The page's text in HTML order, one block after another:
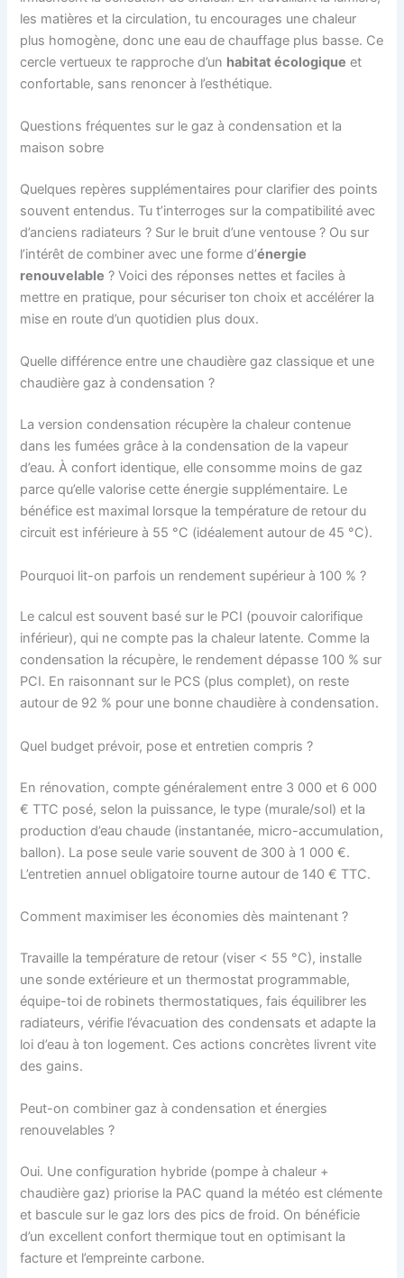
les matières et la circulation, tu encourages une chaleur
plus homogène, donc une eau de chauffage plus basse. Ce
cercle vertueux te rapproche d’un habitat écologique et
confortable, sans renoncer à l’esthétique.
Questions fréquentes sur le gaz à condensation et la
maison sobre
Quelques repères supplémentaires pour clarifier des points
souvent entendus. Tu t’interroges sur la compatibilité avec
d’anciens radiateurs ? Sur le bruit d’une ventouse ? Ou sur
l’intérêt de combiner avec une forme d’énergie
renouvelable ? Voici des réponses nettes et faciles à
mettre en pratique, pour sécuriser ton choix et accélérer la
mise en route d’un quotidien plus doux.
Quelle différence entre une chaudière gaz classique et une
chaudière gaz à condensation ?
La version condensation récupère la chaleur contenue
dans les fumées grâce à la condensation de la vapeur
d’eau. À confort identique, elle consomme moins de gaz
parce qu’elle valorise cette énergie supplémentaire. Le
bénéfice est maximal lorsque la température de retour du
circuit est inférieure à 55 °C (idéalement autour de 45 °C).
Pourquoi lit-on parfois un rendement supérieur à 100 % ?
Le calcul est souvent basé sur le PCI (pouvoir calorifique
inférieur), qui ne compte pas la chaleur latente. Comme la
condensation la récupère, le rendement dépasse 100 % sur
PCI. En raisonnant sur le PCS (plus complet), on reste
autour de 92 % pour une bonne chaudière à condensation.
Quel budget prévoir, pose et entretien compris ?
En rénovation, compte généralement entre 3 000 et 6 000
€ TTC posé, selon la puissance, le type (murale/sol) et la
production d’eau chaude (instantanée, micro-accumulation,
ballon). La pose seule varie souvent de 300 à 1 000 €.
L’entretien annuel obligatoire tourne autour de 140 € TTC.
Comment maximiser les économies dès maintenant ?
Travaille la température de retour (viser < 55 °C), installe
une sonde extérieure et un thermostat programmable,
équipe-toi de robinets thermostatiques, fais équilibrer les
radiateurs, vérifie l’évacuation des condensats et adapte la
loi d’eau à ton logement. Ces actions concrètes livrent vite
des gains.
Peut-on combiner gaz à condensation et énergies
renouvelables ?
Oui. Une configuration hybride (pompe à chaleur +
chaudière gaz) priorise la PAC quand la météo est clémente
et bascule sur le gaz lors des pics de froid. On bénéficie
d’un excellent confort thermique tout en optimisant la
facture et l’empreinte carbone.